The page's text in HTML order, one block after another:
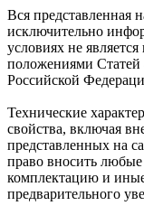
Вся представленная
исключительно
условиях не
положениями Статей
Российской
Технические
свойства, включая
представленных на
право вносить
комплектацию и иные
предварительного